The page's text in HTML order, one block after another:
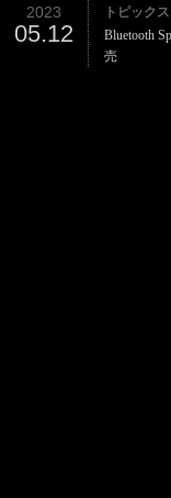
2023
05.12
トピックス
Bluetooth
売